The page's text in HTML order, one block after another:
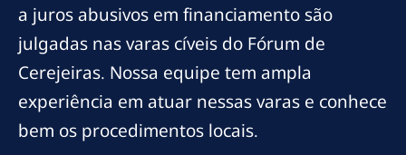
a juros abusivos em financiamento são
julgadas nas varas cíveis do Fórum de
Cerejeiras. Nossa equipe tem ampla
experiência em atuar nessas varas e conhece
bem os procedimentos locais.